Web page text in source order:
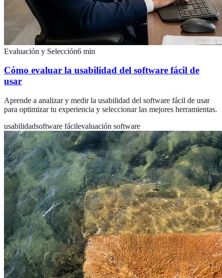
Evaluación y Selección6 min
Cómo evaluar la usabilidad del software fácil de
usar
Aprende a analizar y medir la usabilidad del software fácil de usar
para optimizar tu experiencia y seleccionar las mejores herramientas.
usabilidadsoftware fácilevaluación software